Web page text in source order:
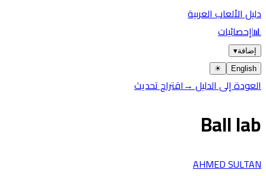
دليل الألعاب العربية
📊إحصائيات
إضافة▾
English
☀︎
العودة إلى الدليل →اقتراح تحديث
Ball lab
AHMED SULTAN